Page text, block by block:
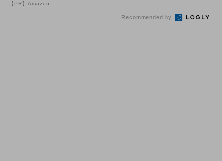
【PR】Amazon
Recommended by